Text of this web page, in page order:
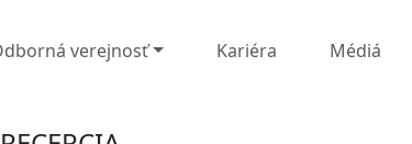
verejnosť Kariéra Médiá